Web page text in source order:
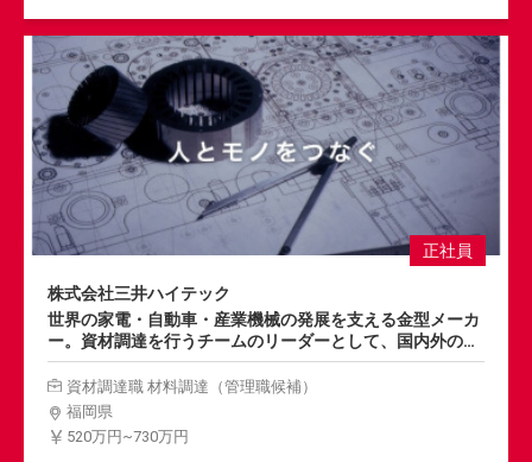
正社員
株式会社三井ハイテック
世界の家電・自動車・産業機械の発展を支える金型メーカ
ー。資材調達を行うチームのリーダーとして、国内外のメ
ジャーサプライヤーとの商談やコスト分析に基づくコスト
削減活動など、主材料調達業務全般をご担当いただきま
す。
資材調達職 材料調達（管理職候補）
福岡県
520万円~730万円